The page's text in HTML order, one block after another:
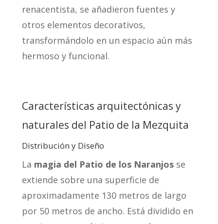
renacentista, se añadieron fuentes y
otros elementos decorativos,
transformándolo en un espacio aún más
hermoso y funcional.
Características arquitectónicas y
naturales del Patio de la Mezquita
Distribución y Diseño
La magia del Patio de los Naranjosse
extiende sobre una superficie de
aproximadamente 130 metros de largo
por 50 metros de ancho. Está dividido en